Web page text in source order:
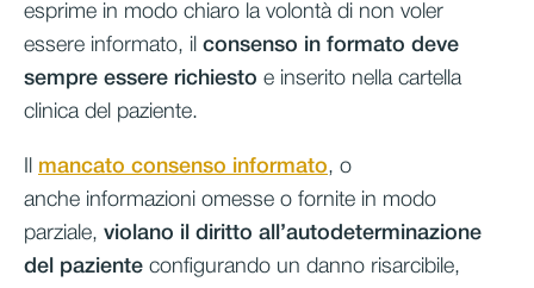
esprime in modo chiaro la volontà di non voler
essere informato, il consenso in formato deve
sempre essere richiesto e inserito nella cartella
clinica del paziente.
mancato consenso informato, o
anche informazioni omesse o fornite in modo
parziale, violano il diritto all’autodeterminazione
del paziente configurando un danno risarcibile,